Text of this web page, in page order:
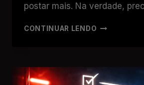
postar mais. Na verdade,
CONTINUAR LENDO